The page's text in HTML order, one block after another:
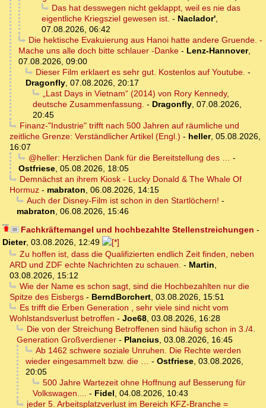
Das hat desswegen nicht geklappt, weil es nie das
eigentliche Kriegsziel gewesen ist. - Naclador',
07.08.2026, 06:42
Die hektische Evakuierung aus Hanoi hatte andere Gruende. -
Mache uns alle doch bitte schlauer -Danke - Lenz-Hannover,
07.08.2026, 09:00
Dieser Film erklaert es sehr gut. Kostenlos auf Youtube. -
Dragonfly, 07.08.2026, 20:17
„Last Days in Vietnam“ (2014) von Rory Kennedy,
deutsche Zusammenfassung. - Dragonfly, 07.08.2026,
20:45
Finanz-"Industrie" trifft nach 500 Jahren auf räumliche und
zeitliche Grenze: Verständlicher Artikel (Engl.) - heller, 05.08.2026,
16:07
@heller: Herzlichen Dank für die Bereitstellung des … -
Ostfriese, 05.08.2026, 18:05
Demnächst an ihrem Kiosk - Lucky Donald & The Whale Of
Hormuz - mabraton, 06.08.2026, 14:15
Auch der Disney-Film ist schon in den Startlöchern! -
mabraton, 06.08.2026, 15:46
Fachkräftemangel und hochbezahlte Stellenstreichungen -
Dieter, 03.08.2026, 12:49
Zu hoffen ist, dass die Qualifizierten endlich Zeit finden, neben
ARD und ZDF echte Nachrichten zu schauen. - Martin,
03.08.2026, 15:12
Wie der Name es schon sagt, sind die Hochbezahlten nur die
Spitze des Eisbergs - BerndBorchert, 03.08.2026, 15:51
Es trifft die Erben Generation , sehr viele sind nicht vom
Wohlstandsverlust betroffen - Joe68, 03.08.2026, 16:28
Die von der Streichung Betroffenen sind häufig schon in 3./4.
Generation Großverdiener - Plancius, 03.08.2026, 16:45
Ab 1462 schwere soziale Unruhen. Die Rechte werden
wieder eingesammelt bzw. die … - Ostfriese, 03.08.2026,
20:05
500 Jahre Wartezeit ohne Hoffnung auf Besserung für
Volkswagen.... - Fidel, 04.08.2026, 10:43
jeder 5. Arbeitsplatzverlust im Bereich KFZ-Branche =